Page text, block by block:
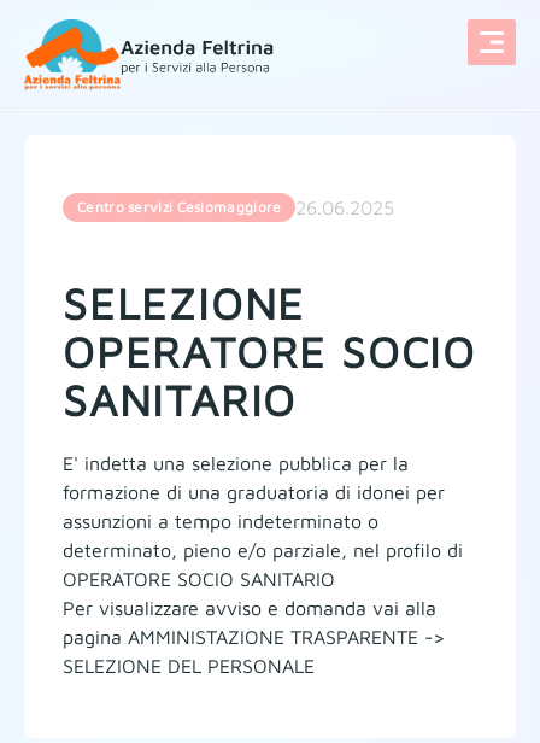
Centro servizi Cesiomaggiore 26.06.2025
SELEZIONE
OPERATORE SOCIO
SANITARIO
E' indetta una selezione pubblica per la
formazione di una graduatoria di idonei per
assunzioni a tempo indeterminato o
determinato, pieno e/o parziale, nel profilo di
OPERATORE SOCIO SANITARIO
Per visualizzare avviso e domanda vai alla
pagina AMMINISTAZIONE TRASPARENTE ->
SELEZIONE DEL PERSONALE